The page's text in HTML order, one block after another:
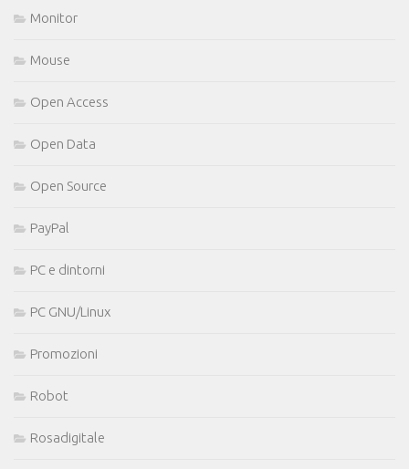
Monitor
Mouse
Open Access
Open Data
Open Source
PayPal
PC e dintorni
PC GNU/Linux
Promozioni
Robot
Rosadigitale